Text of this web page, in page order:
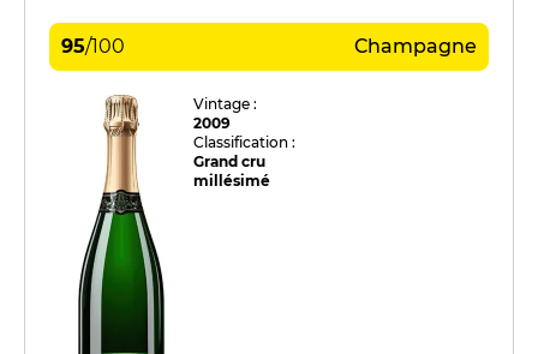
95/100 Champagne
Vintage :
2009
Classification :
Grand cru
millésimé